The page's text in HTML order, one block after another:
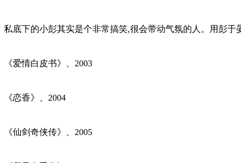
私底下的小彭其实是个非常搞笑,很会带动气氛的人。用彭
《爱情白皮书》、2003
《恋香》、2004
《仙剑奇侠传》、2005